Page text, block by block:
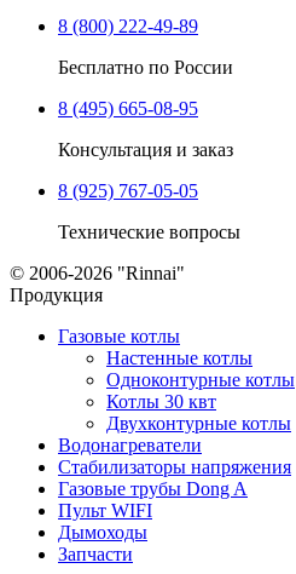
8 (800) 222-49-89
Бесплатно по России
8 (495) 665-08-95
Консультация и заказ
8 (925) 767-05-05
Технические вопросы
© 2006-2026 "Rinnai"
Продукция
Газовые котлы
Настенные котлы
Одноконтурные котлы
Котлы 30 квт
Двухконтурные котлы
Водонагреватели
Стабилизаторы напряжения
Газовые трубы Dong A
Пульт WIFI
Дымоходы
Запчасти